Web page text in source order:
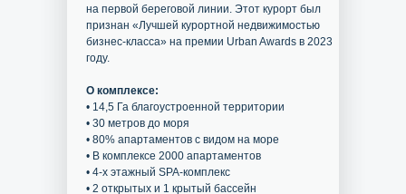
на первой береговой линии. Этот курорт был
признан «Лучшей курортной недвижимостью
бизнес-класса» на премии Urban Awards в 2023
году.
О комплексе:
• 14,5 Га благоустроенной территории
• 30 метров до моря
• 80% апартаментов с видом на море
• В комплексе 2000 апартаментов
• 4-х этажный SPA-комплекс
• 2 открытых и 1 крытый бассейн